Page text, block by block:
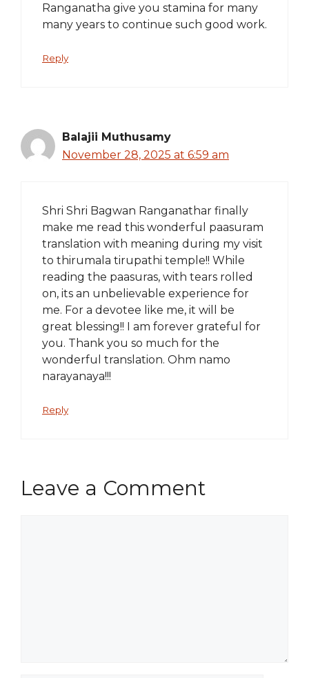
Ranganatha give you stamina for many
many years to continue such good work.
Reply
Balajii Muthusamy
November 28, 2025 at 6:59 am
Shri Shri Bagwan Ranganathar finally
make me read this wonderful paasuram
translation with meaning during my visit
to thirumala tirupathi temple!! While
reading the paasuras, with tears rolled
on, its an unbelievable experience for
me. For a devotee like me, it will be
great blessing!! I am forever grateful for
you. Thank you so much for the
wonderful translation. Ohm namo
narayanaya!!!
Reply
Leave a Comment